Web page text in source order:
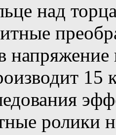
над
ролики